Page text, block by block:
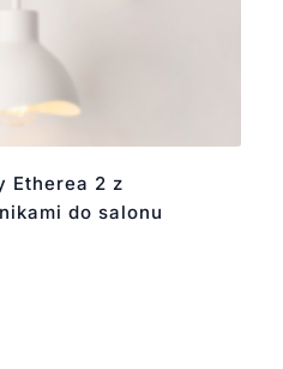
Etherea 2 z
do salonu